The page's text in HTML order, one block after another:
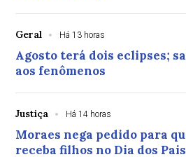
Geral Há 13 horas
Agosto terá dois eclipses;
aos fenômenos
Justiça Há 14 horas
Moraes nega pedido para
receba filhos no Dia dos Pais